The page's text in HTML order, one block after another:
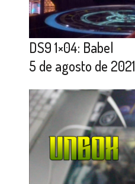
DS9 1×04: Babel
5 de agosto de 2021